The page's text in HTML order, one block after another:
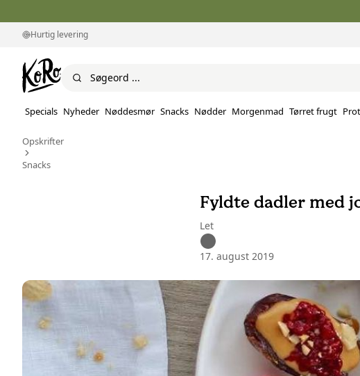
Hurtig levering
Specials Nyheder Nøddesmør Snacks Nødder Morgenmad Tørret frugt
Opskrifter
Snacks
Fyldte dadler med
Let
17. august 2019